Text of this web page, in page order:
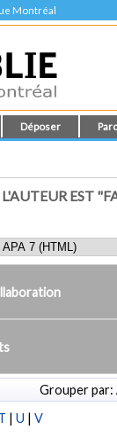
Montréal
Déposer
EST
Grouper par:
|U |V